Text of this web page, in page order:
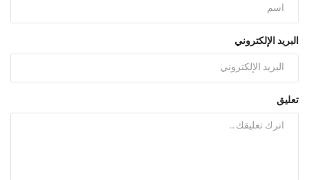
البريد الإلكتروني
تعليق